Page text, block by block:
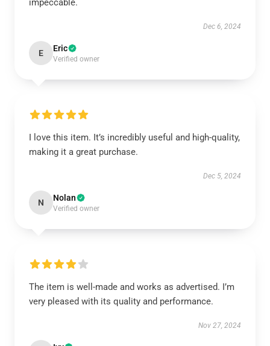
impeccable.
Dec 6, 2024
E Eric
Verified owner
I love this item. It’s incredibly useful and high-quality,
making it a great purchase.
Dec 5, 2024
N Nolan
Verified owner
The item is well-made and works as advertised. I’m
very pleased with its quality and performance.
Nov 27, 2024